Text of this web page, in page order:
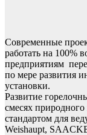
Современные
работать на 100%
предприятиям
по мере развития
установки.
Развитие
смесях природного
стандартом для
Weishaupt,